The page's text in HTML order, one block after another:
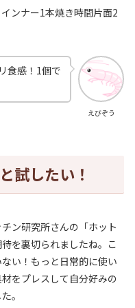
ンナー1本焼き時間片面2
えびぞう
食感！1個で
試したい！
ン研究所さんの「ホット
を裏切られましたね。こ
い！もっと日常的に使い
をプレスして自分好みの
。